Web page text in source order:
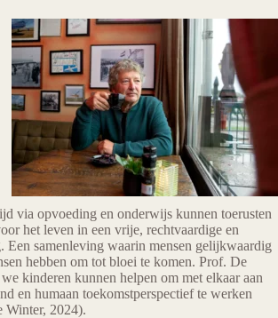
via opvoeding en onderwijs kunnen toerusten
het leven in een vrije, rechtvaardige en
Een samenleving waarin mensen gelijkwaardig
hebben om tot bloei te komen. Prof. De
kinderen kunnen helpen om met elkaar aan
en humaan toekomstperspectief te werken
Winter, 2024).